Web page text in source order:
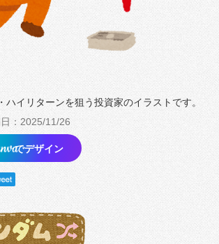
イリターンを狙う投資家のイラストです。
：2025/11/26
でデザイン